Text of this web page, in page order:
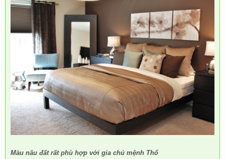
Màu nâu đất rất phù hợp với gia chủ mệnh Thổ